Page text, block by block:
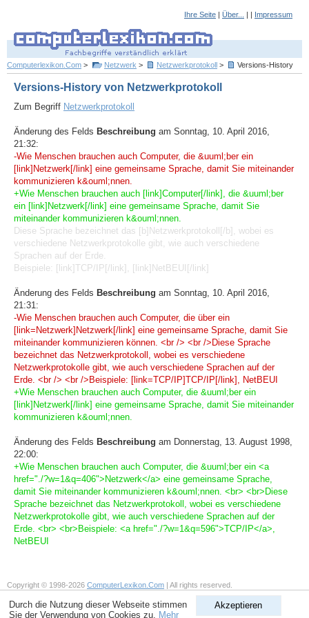
Ihre Seite | Über... | | Impressum
Computerlexikon.Com > Netzwerk > Netzwerkprotokoll > Versions-History
Versions-History von Netzwerkprotokoll
Zum Begriff Netzwerkprotokoll
Änderung des Felds Beschreibung am Sonntag, 10. April 2016,
21:32:
-Wie Menschen brauchen auch Computer, die &uuml;ber ein
[link]Netzwerk[/link] eine gemeinsame Sprache, damit Sie miteinander
kommunizieren k&ouml;nnen.
+Wie Menschen brauchen auch [link]Computer[/link], die &uuml;ber
ein [link]Netzwerk[/link] eine gemeinsame Sprache, damit Sie
miteinander kommunizieren k&ouml;nnen.
Diese Sprache bezeichnet das [b]Netzwerkprotokoll[/b], wobei es
verschiedene Netzwerkprotokolle gibt, wie auch verschiedene
Sprachen auf der Erde.
Beispiele: [link]TCP/IP[/link], [link]NetBEUI[/link]
Änderung des Felds Beschreibung am Sonntag, 10. April 2016,
21:31:
-Wie Menschen brauchen auch Computer, die über ein
[link=Netzwerk]Netzwerk[/link] eine gemeinsame Sprache, damit Sie
miteinander kommunizieren können. <br /> <br />Diese Sprache
bezeichnet das Netzwerkprotokoll, wobei es verschiedene
Netzwerkprotokolle gibt, wie auch verschiedene Sprachen auf der
Erde. <br /> <br />Beispiele: [link=TCP/IP]TCP/IP[/link], NetBEUI
+Wie Menschen brauchen auch Computer, die &uuml;ber ein
[link]Netzwerk[/link] eine gemeinsame Sprache, damit Sie miteinander
kommunizieren k&ouml;nnen.
Änderung des Felds Beschreibung am Donnerstag, 13. August 1998,
22:00:
+Wie Menschen brauchen auch Computer, die &uuml;ber ein <a
href="./?w=1&q=406">Netzwerk</a> eine gemeinsame Sprache,
damit Sie miteinander kommunizieren k&ouml;nnen. <br> <br>Diese
Sprache bezeichnet das Netzwerkprotokoll, wobei es verschiedene
Netzwerkprotokolle gibt, wie auch verschiedene Sprachen auf der
Erde. <br> <br>Beispiele: <a href="./?w=1&q=596">TCP/IP</a>,
NetBEUI
Akzeptieren
Durch die Nutzung dieser Webseite stimmen
Sie der Verwendung von Cookies zu. Mehr
Copyright © 1998-2026 ComputerLexikon.Com | All rights reserved.